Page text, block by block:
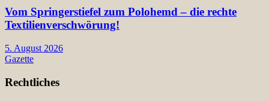
Vom Springerstiefel zum Polohemd – die rechte
Textilienverschwörung!
5. August 2026
Gazette
Rechtliches